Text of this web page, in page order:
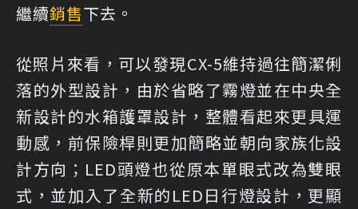
繼續銷售下去。
從照片來看，可以發現CX-5維持過往簡潔俐
落的外型設計，由於省略了霧燈並在中央全
新設計的水箱護罩設計，整體看起來更具運
動感，前保險桿則更加簡略並朝向家族化設
計方向；LED頭燈也從原本單眼式改為雙眼
式，並加入了全新的LED日行燈設計，更顯